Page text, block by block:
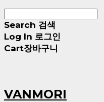
Search 검색
Log In 로그인
Cart장바구니
VANMORI